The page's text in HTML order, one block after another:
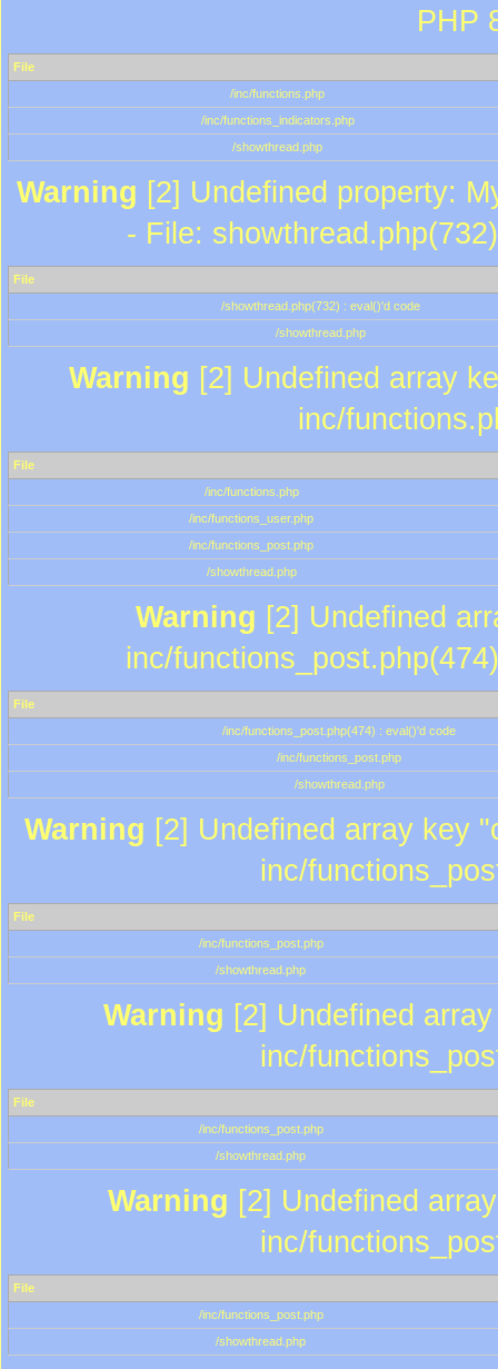
PHP
File
/inc/functions.php
/inc/functions_indicators.php
/showthread.php
Warning [2] Undefined property:
- File:
File
/showthread.php(732) : eval()'d code
/showthread.php
Warning [2] Undefined array
inc/
File
/inc/functions.php
/inc/functions_user.php
/inc/functions_post.php
/showthread.php
Warning [2] Undefined
inc/
File
/inc/functions_post.php(474) : eval()'d code
/inc/functions_post.php
/showthread.php
Warning [2] Undefined array key
inc/
File
/inc/functions_post.php
/showthread.php
Warning [2] Undefined
inc/
File
/inc/functions_post.php
/showthread.php
Warning [2] Undefined
inc/
File
/inc/functions_post.php
/showthread.php